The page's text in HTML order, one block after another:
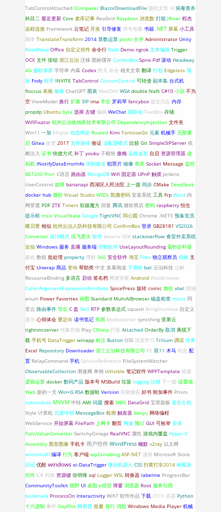
TabControlAttached IComparer BlazorDownloadFile 随机文章 AI 病毒查杀
科目二 最近更新 Core 麦库记事 ReoGrid Raspbian 浏览数 灯箱 JRiver 程杰
远程连接 Framework 云笔记 开发 引导修复 符号包裹 书籍 .NET 屏幕 小工具
脚本 TranslateTransform 2014 算数运算 posts 合并 Administrator Unity
RestSharp Office 自定义控件 命令行 Path Demo ngrok 文本编辑 Trigger
OCX 文件 按钮 浙江云泊 迁移 图标缓存 ComboBox Spire.Pdf 滚动 Headway
4G 傲软录屏 字符串 内幕 Codex 跨天 命令 相关文章 翻译 打包 Edgeless 项
目 Fody 程序 INVITE TabControl CustomControl 可转债 副本集 台式机
floccus 表格 修炼 ChatGPT 图表 WebDAV WSA double.NaN C#10 小说 不为
空 ViewModel 换行 扩展 SIP ima 学生 罗莉琴 fancybox 提交日志 内存
propdp Ubuntu byte 选择 左键 编辑 WeChat 国际化 TextBox 存储
WifiFixator 杭州云泊收纳库技术有限公司 DependencyInjection 文件夹
Win11 一加 Ellipse 动态绑定 Routed Kimi TortoiseGit 元素 机械手 无限重
启 Gitea 改变 2017 文件路径 验证 适配器模式 比较 Git SimpleSIPServer 依
赖注入 证书 快捷方式 补丁 youku 子模块 傲梅 远程桌面 自启 资源管理器 虚
拟机 INotifyDataErrorlnfo 强制推送 犯罪片 镜像 类库 Socket Message 监控
BE7200 Pro+ C语言 路由器 MongoDB Wifi 固定器 UPnP 触摸 Jenkins
UserControl 故障 bananapi 西湖区人民法院 上一篇 同步 CMake DeepSeek
docker hub 微软 Visual Studio WSDL 凯撒密码 安装系统 工具 Frp Word 内
网穿透 PDF ZTE Timers 软媒魔方 回复 腾讯 微软商店 密码 raspberry 恒生
提示框 msix VisualState Google TightVNC 同心圆 Chrome .NET5 预备党员
蝶贝蕾 相似 杭州云泊人防科技有限公司 ConfirmBox 登录 GB28181 VS2026
Converter 设计模式 讯飞星火 软件 devenv SDK stackoverflow 食堂外卖系统
近似 Windows 服务 直播 服务端 控制软件 UseLayoutRounding 毫秒定时器
颜色 数组 批处理 property 理财 360 安全软件 淘宝 Files 独立观察员 切换 支
付宝 Unwrap 商品 变动 帮助类 中文 多看阅读 子系统 bat 云泊科技 注解
ResourceBinding 多语言 启动 签名档 网速管家 Android WebBrowser
CallerArgumentExpressionAttribute SpicePress 旋转 comic 微信 xbel 跟随
enum Power Favorites 画图 Standard MultiAIBrowser 磁盘检查 mstsc 阿
里云 路由事件 导出 C 盘 Skill RTP 参数表达式 squash BringIntoView 自定义
显示 心得体会 重定向 读书笔记 简易 MediaServer syncthing 坚果云
tightvncserver 对象存储 Play CSharp 打新 Attached OrderBy 取消 离线下
载 手机号 DataTrigger winapp 标注 Button OSS 深度学习 Trilium 调试 任务
Excel Repository Downloader 浙江云泊科技有限公司 PE 双11 木马 利息 配
置 RelayCommand 手机 ServiceReference FileSystemWatcher
ObservableCollection 测速网 单例 IsVisible 笔记软件 WPFTemplate 搭建
逻辑运算 docker 数码产品 版本号 MSBuild 垃圾 logging 注销 下一篇 设置项
Web 新的一天 Win+G RSA 数据蛙 Version 实验报告 好书 附加事件 Prism
submodule MVVM 中转 AMI 问题 搜索 MD5 DataGrid 宝塔面板 迷你主机
Style 计算机 北派传销 MessageBox 检测 触发器 baoyu 网络编程
WebService 开始屏幕 FilePath 上网卡 翻页 网速 预订 GUI 可枚举 安卓
FuncValueConverter SwitchyOmega RealVNC 属性 游戏内覆盖 Hyper-V
Assembly 图形图像 手机卡 用户控件 WordPress 幽默 v2ray 以太网
winmm.dll 编译 行为 客户端 wp2sinablog ASP.NET 漫画 Microsoft Store
日记 优酷 windows ei:DataTrigger 微信机器人 CSS 扫黄打非2014 树莓派
控件 C# 列表 资源键 徐明锋 sql Logger WSL 转换器 labelme ProgressBar
CommunityToolkit 视野 UI 桌面 e招贷 弹窗 浏览器 Root 服务引用
bookmark ProcessOn Interactivity Wifi7 软件作品 下载 2010 容器 Python
十六进制 事件 OxyPlot 网商贷 批量 首行 消息 Windows Media Player 机械